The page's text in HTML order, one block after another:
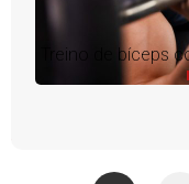
Treino de bíceps